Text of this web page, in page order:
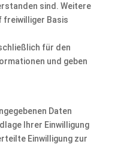
sind. Weitere
freiwilliger Basis
für den
und geben
Daten
Ihrer Einwilligung
Einwilligung zur